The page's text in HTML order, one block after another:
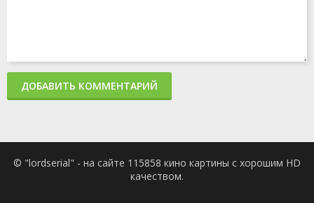
ДОБАВИТЬ КОММЕНТАРИЙ
© "lordserial" - на сайте 115858 кино картины с хорошим HD
качеством.